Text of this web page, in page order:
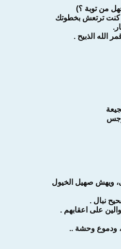
من توبة ؟)
كنت ترتعش بخطوتك
الله الذبيح .
ويهش صهيل الخيول
نبال .
على اعقابهم .
ودموع وحشة ..